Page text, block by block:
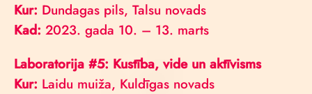
Kur: Dundagas pils, Talsu novads
Kad: 2023. gada 10. – 13. marts
Laboratorija #5: Kustība, vide un aktīvisms
Kur: Laidu muiža, Kuldīgas novads